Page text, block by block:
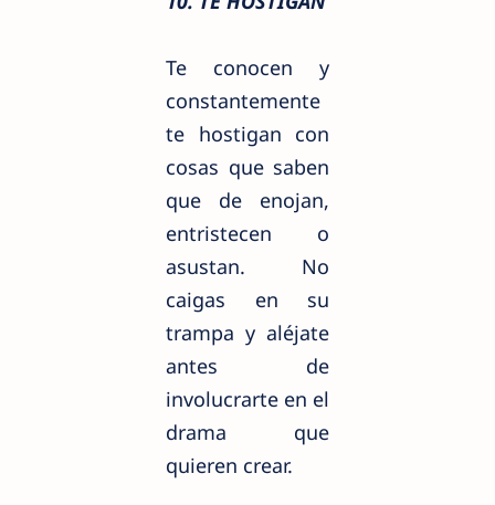
Te conocen y
constantemente
te hostigan con
cosas que saben
que de enojan,
entristecen o
asustan. No
caigas en su
trampa y aléjate
antes de
involucrarte en el
drama que
quieren crear.